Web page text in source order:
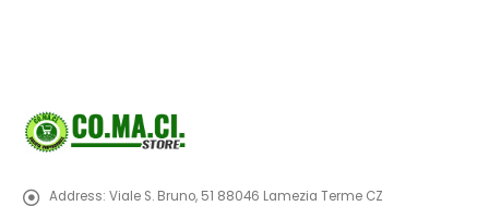
Address: Viale S. Bruno, 51 88046 Lamezia Terme CZ